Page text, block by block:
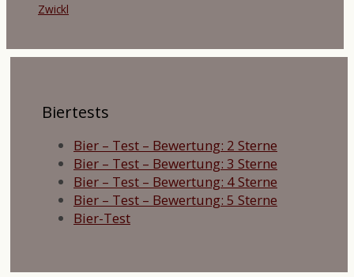
Zwickl
Biertests
Bier – Test – Bewertung: 2 Sterne
Bier – Test – Bewertung: 3 Sterne
Bier – Test – Bewertung: 4 Sterne
Bier – Test – Bewertung: 5 Sterne
Bier-Test